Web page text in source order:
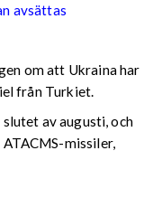
avsättas
om att Ukraina har
från Turkiet.
av augusti, och
missiler,